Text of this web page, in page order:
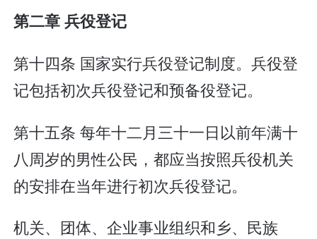
第二章 兵役登记
第十四条 国家实行兵役登记制度。兵役登
记包括初次兵役登记和预备役登记。
第十五条 每年十二月三十一日以前年满十
八周岁的男性公民，都应当按照兵役机关
的安排在当年进行初次兵役登记。
机关、团体、企业事业组织和乡、民族